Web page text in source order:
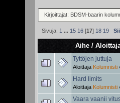
Kirjoittajat: BDSM-baarin
Sivuja: 1 ... 15 16[17] 18 19
Aihe /
Tyttöjen juttuja
Aloittaja Kolumnisti
Hard limits
Aloittaja Kolumnisti
Vaara vaanii